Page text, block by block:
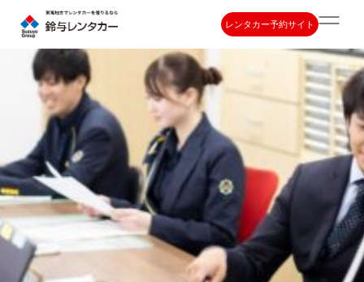
レンタカー予約サイト